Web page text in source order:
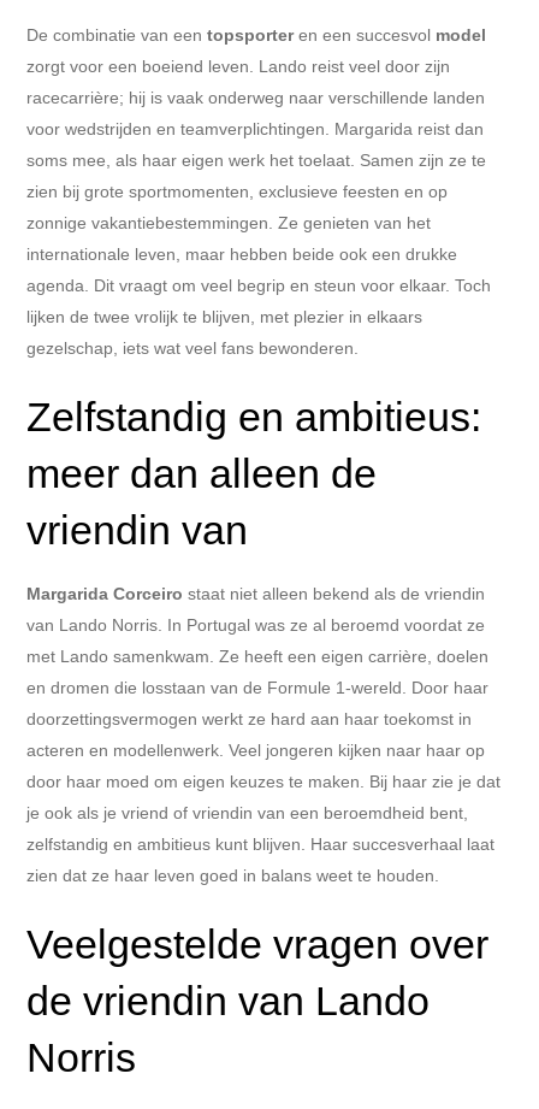
De combinatie van eentopsporteren een succesvol model
zorgt voor een boeiend leven. Lando reist veel door zijn
racecarrière; hij is vaak onderweg naar verschillende landen
voor wedstrijden en teamverplichtingen. Margarida reist dan
soms mee, als haar eigen werk het toelaat. Samen zijn ze te
zien bij grote sportmomenten, exclusieve feesten en op
zonnige vakantiebestemmingen. Ze genieten van het
internationale leven, maar hebben beide ook een drukke
agenda. Dit vraagt om veel begrip en steun voor elkaar. Toch
lijken de twee vrolijk te blijven, met plezier in elkaars
gezelschap, iets wat veel fans bewonderen.
Zelfstandig en ambitieus:
meer dan alleen de
vriendin van
Margarida Corceiro staat niet alleen bekend als de vriendin
van Lando Norris. In Portugal was ze al beroemd voordat ze
met Lando samenkwam. Ze heeft een eigen carrière, doelen
en dromen die losstaan van de Formule 1-wereld. Door haar
doorzettingsvermogen werkt ze hard aan haar toekomst in
acteren en modellenwerk. Veel jongeren kijken naar haar op
door haar moed om eigen keuzes te maken. Bij haar zie je dat
je ook als je vriend of vriendin van een beroemdheid bent,
zelfstandig en ambitieus kunt blijven. Haar succesverhaal laat
zien dat ze haar leven goed in balans weet te houden.
Veelgestelde vragen over
de vriendin van Lando
Norris